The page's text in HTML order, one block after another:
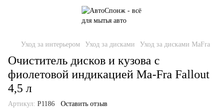
Уход за интерьером Уход за дисками Уход за дисками MaFra
Очиститель дисков и кузова с
фиолетовой индикацией Ma-Fra Fallout
4,5 л
Артикул: P1186 Оставить отзыв